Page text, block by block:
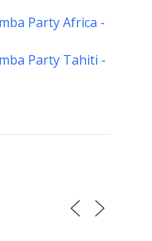
Party Africa -
Party Tahiti -